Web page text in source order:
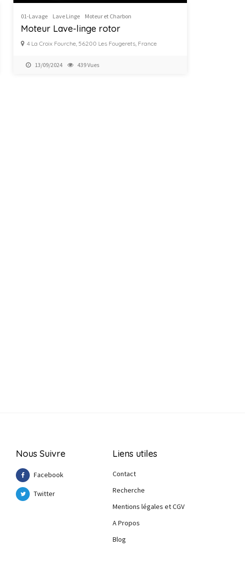
01-Lavage Lave Linge Moteur et Charbon
Moteur Lave-linge rotor
4 La Croix Fourche, 56200 Les Fougerets, France
13/09/2024 439 Vues
Nous Suivre
Facebook
Twitter
Liens utiles
Contact
Recherche
Mentions légales et CGV
A Propos
Blog